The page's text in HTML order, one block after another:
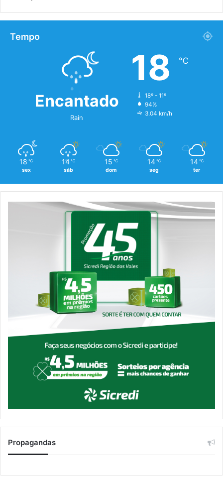
Tempo
Encantado
Rain
18 ℃
18º - 11º
94%
3.04 km/h
18 ℃
sex
14 ℃
sáb
15 ℃
dom
14 ℃
seg
14 ℃
ter
Propagandas